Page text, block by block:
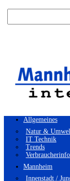
Allgemeines
Natur &
IT Technik
Trends
Mannheim
Innenstadt /